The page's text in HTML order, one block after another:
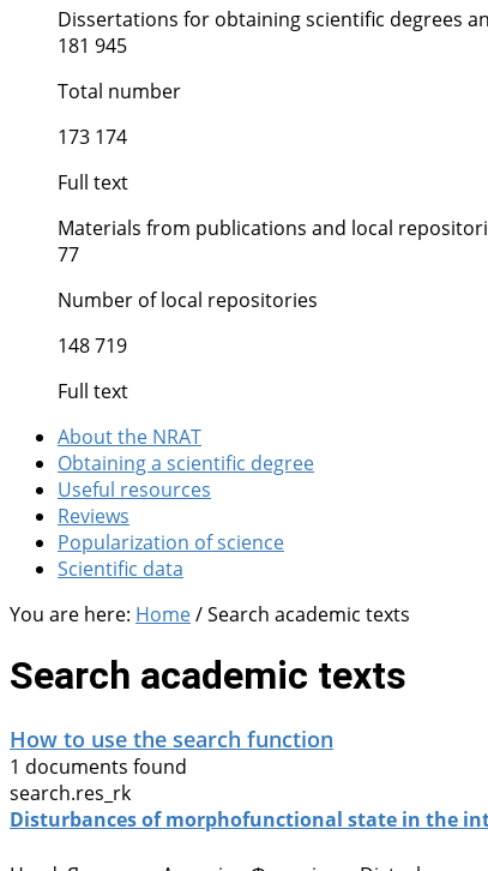
Dissertations for obtaining scientific degrees
181 945
Total number
173 174
Full text
Materials from publications and local
77
Number of local repositories
148 719
Full text
About the NRAT
Obtaining a scientific degree
Useful resources
Reviews
Popularization of science
Scientific data
You are here: Home/Search academic texts
Search academic texts
How to use the search function
1 documents found
search.res_rk
Disturbances of morphofunctional state in the